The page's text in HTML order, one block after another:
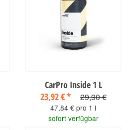
CarPro Inside 1 L
23,92 €* 29,90 €
47,84 € pro 1 l
sofort verfügbar